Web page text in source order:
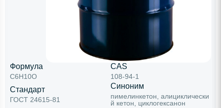
Формула
C6H10O
CAS
108-94-1
Стандарт
ГОСТ 24615-81
Синоним
пимелинкетон, алициклически
й кетон, циклогексанон